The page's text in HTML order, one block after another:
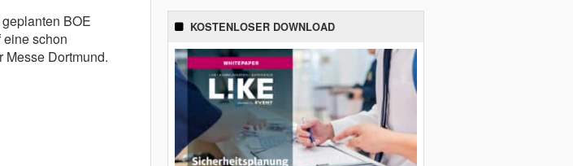
BOE
schon
Messe Dortmund.
KOSTENLOSER DOWNLOAD